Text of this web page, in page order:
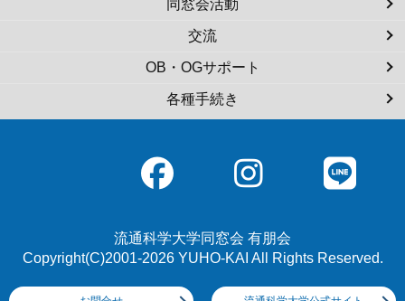
同窓会活動
交流
OB・OGサポート
各種手続き
流通科学大学同窓会 有朋会
Copyright(C)2001-2026 YUHO-KAI All Rights Reserved.